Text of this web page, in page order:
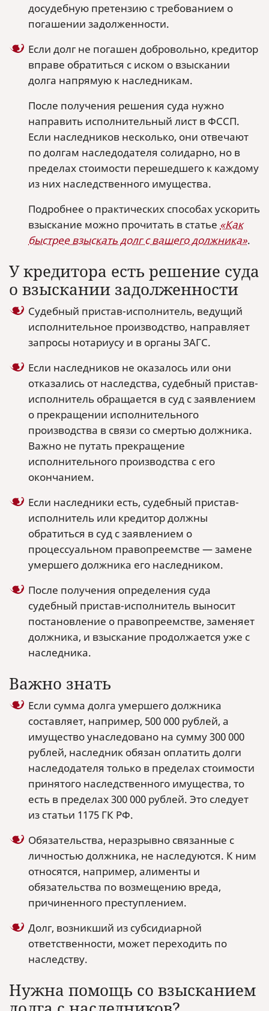
досудебную претензию с требованием о
погашении задолженности.
Если долг не погашен добровольно, кредитор
вправе обратиться с иском о взыскании
долга напрямую к наследникам.
После получения решения суда нужно
направить исполнительный лист в ФССП.
Если наследников несколько, они отвечают
по долгам наследодателя солидарно, но в
пределах стоимости перешедшего к каждому
из них наследственного имущества.
Подробнее о практических способах ускорить
взыскание можно прочитать в статье «Как
быстрее взыскать долг с вашего должника».
У кредитора есть решение суда
о взыскании задолженности
Судебный пристав-исполнитель, ведущий
исполнительное производство, направляет
запросы нотариусу и в органы ЗАГС.
Если наследников не оказалось или они
отказались от наследства, судебный пристав-
исполнитель обращается в суд с заявлением
о прекращении исполнительного
производства в связи со смертью должника.
Важно не путать прекращение
исполнительного производства с его
окончанием.
Если наследники есть, судебный пристав-
исполнитель или кредитор должны
обратиться в суд с заявлением о
процессуальном правопреемстве — замене
умершего должника его наследником.
После получения определения суда
судебный пристав-исполнитель выносит
постановление о правопреемстве, заменяет
должника, и взыскание продолжается уже с
наследника.
Важно знать
Если сумма долга умершего должника
составляет, например, 500 000 рублей, а
имущество унаследовано на сумму 300 000
рублей, наследник обязан оплатить долги
наследодателя только в пределах стоимости
принятого наследственного имущества, то
есть в пределах 300 000 рублей. Это следует
из статьи 1175 ГК РФ.
Обязательства, неразрывно связанные с
личностью должника, не наследуются. К ним
относятся, например, алименты и
обязательства по возмещению вреда,
причиненного преступлением.
Долг, возникший из субсидиарной
ответственности, может переходить по
наследству.
Нужна помощь со взысканием